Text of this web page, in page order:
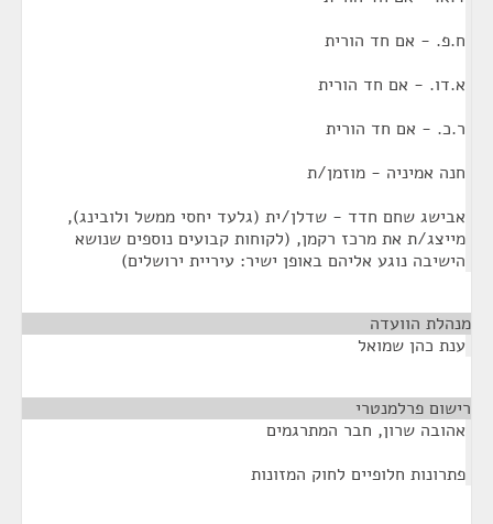
ח.פ. - אם חד הורית
א.דו. - אם חד הורית
ר.כ. - אם חד הורית
חנה אמיניה - מוזמן/ת
אבישג שחם חדד - שדלן/ית (גלעד יחסי ממשל ולובינג),
מייצג/ת את מרכז רקמן, (לקוחות קבועים נוספים שנושא
הישיבה נוגע אליהם באופן ישיר: עיריית ירושלים)
מנהלת הוועדה
ענת כהן שמואל
רישום פרלמנטרי
אהובה שרון, חבר המתרגמים
פתרונות חלופיים לחוק המזונות